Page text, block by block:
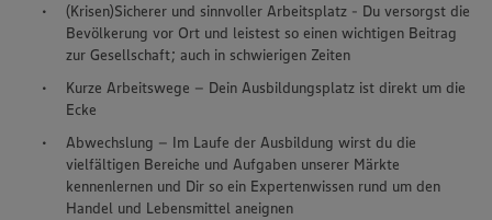
(Krisen)Sicherer und sinnvoller Arbeitsplatz - Du versorgst die
Bevölkerung vor Ort und leistest so einen wichtigen Beitrag
zur Gesellschaft; auch in schwierigen Zeiten
Kurze Arbeitswege – Dein Ausbildungsplatz ist direkt um die
Ecke
Abwechslung – Im Laufe der Ausbildung wirst du die
vielfältigen Bereiche und Aufgaben unserer Märkte
kennenlernen und Dir so ein Expertenwissen rund um den
Handel und Lebensmittel aneignen